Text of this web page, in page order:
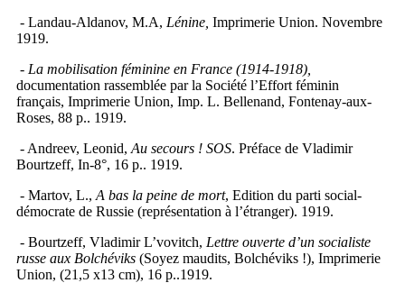
- Landau-Aldanov, M.A, Lénine, Imprimerie Union. Novembre
1919.
- La mobilisation féminine en France (1914-1918),
documentation rassemblée par la Société l’Effort féminin
français, Imprimerie Union, Imp. L. Bellenand, Fontenay-aux-
Roses, 88 p.. 1919.
- Andreev, Leonid, Au secours ! SOS. Préface de Vladimir
Bourtzeff, In-8°, 16 p.. 1919.
- Martov, L., A bas la peine de mort, Edition du parti social-
démocrate de Russie (représentation à l’étranger). 1919.
- Bourtzeff, Vladimir L’vovitch, Lettre ouverte d’un socialiste
russe aux Bolchéviks (Soyez maudits, Bolchéviks !), Imprimerie
Union, (21,5 x13 cm), 16 p..1919.